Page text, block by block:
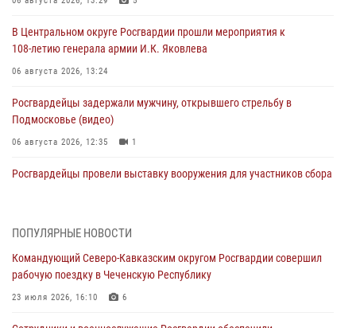
В Центральном округе Росгвардии прошли мероприятия к
108‑летию генерала армии И.К. Яковлева
06 августа 2026, 13:24
Росгвардейцы задержали мужчину, открывшего стрельбу в
Подмосковье (видео)
06 августа 2026, 12:35 1
Росгвардейцы провели выставку вооружения для участников сбора
второй годовщине вторжения ВСУ на территорию области
06 августа 2026, 11:56
ПОПУЛЯРНЫЕ НОВОСТИ
Командующий Северо-Кавказским округом Росгвардии совершил
рабочую поездку в Чеченскую Республику
23 июля 2026, 16:10 6